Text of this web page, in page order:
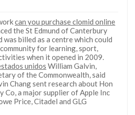
can you purchase clomid online
the St Edmund of Canterbury
was billed as a centre which could
for learning, sport,
when it opened in 2009.
unidos William Galvin,
of the Commonwealth, said
Chang sent research about Hon
Co, a major supplier of Apple Inc
Price, Citadel and GLG